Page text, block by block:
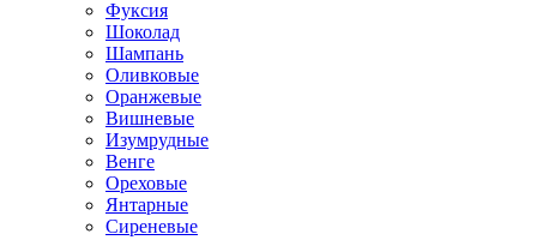
Фуксия
Шоколад
Шампань
Оливковые
Оранжевые
Вишневые
Изумрудные
Венге
Ореховые
Янтарные
Сиреневые